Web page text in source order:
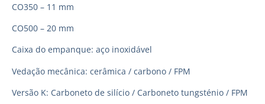
CO350 – 11 mm
CO500 – 20 mm
Caixa do empanque: aço inoxidável
Vedação mecânica: cerâmica / carbono / FPM
Versão K: Carboneto de silício / Carboneto tungsténio / FPM